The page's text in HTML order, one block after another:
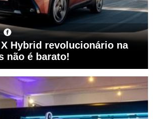
Hybrid revolucionário na
não é barato!